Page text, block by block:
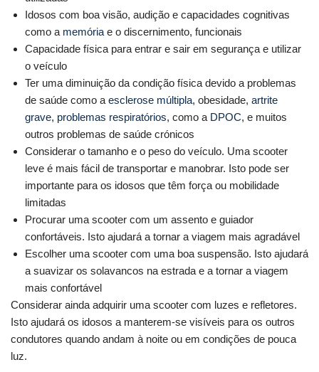
Idosos com boa visão, audição e capacidades cognitivas
como a memória e o discernimento, funcionais
Capacidade física para entrar e sair em segurança e utilizar
o veículo
Ter uma diminuição da condição física devido a problemas
de saúde como a esclerose múltipla, obesidade, artrite
grave, problemas respiratórios, como a DPOC, e muitos
outros problemas de saúde crónicos
Considerar o tamanho e o peso do veículo. Uma scooter
leve é mais fácil de transportar e manobrar. Isto pode ser
importante para os idosos que têm força ou mobilidade
limitadas
Procurar uma scooter com um assento e guiador
confortáveis. Isto ajudará a tornar a viagem mais agradável
Escolher uma scooter com uma boa suspensão. Isto ajudará
a suavizar os solavancos na estrada e a tornar a viagem
mais confortável
Considerar ainda adquirir uma scooter com luzes e refletores.
Isto ajudará os idosos a manterem-se visíveis para os outros
condutores quando andam à noite ou em condições de pouca
luz.